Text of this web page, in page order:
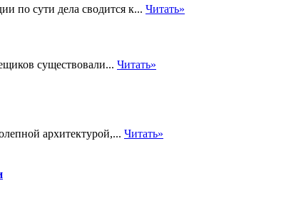
по сути дела сводится к... Читать»
существовали... Читать»
архитектурой,... Читать»